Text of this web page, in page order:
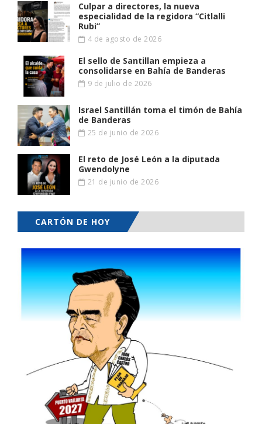
Culpar a directores, la nueva
especialidad de la regidora “Citlalli
Rubi”
4 de agosto de 2026
El sello de Santillan empieza a
consolidarse en Bahía de Banderas
9 de julio de 2026
Israel Santillán toma el timón de Bahía
de Banderas
25 de junio de 2026
El reto de José León a la diputada
Gwendolyne
21 de junio de 2026
CARTÓN DE HOY